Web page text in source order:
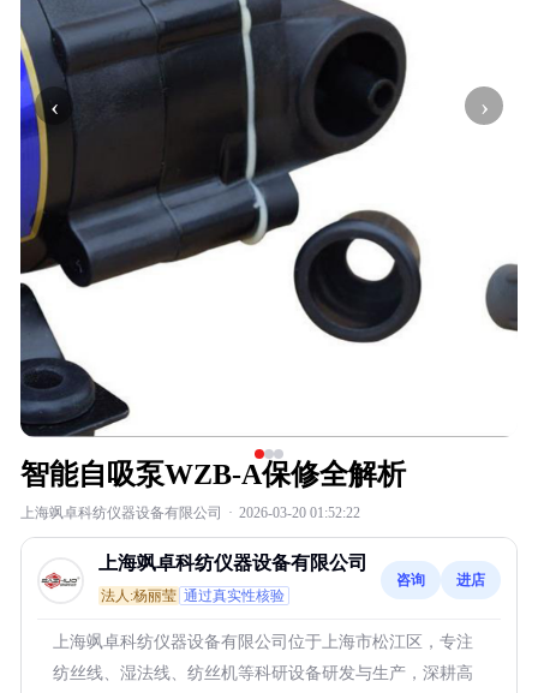
‹ ›
智能自吸泵WZB-A保修全解析
上海飒卓科纺仪器设备有限公司 · 2026-03-20 01:52:22
上海飒卓科纺仪器设备有限公司
法人:杨丽莹 通过真实性核验
咨询 进店
上海飒卓科纺仪器设备有限公司位于上海市松江区，专注
纺丝线、湿法线、纺丝机等科研设备研发与生产，深耕高